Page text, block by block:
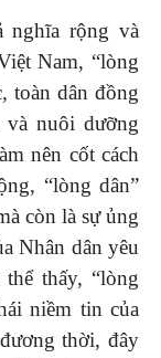
nghĩa rộng và
Nam, “lòng
toàn dân đồng
và nuôi dưỡng
nên cốt cách
“lòng dân”
còn là sự ủng
Nhân dân yêu
thấy, “lòng
niềm tin của
thời, đây